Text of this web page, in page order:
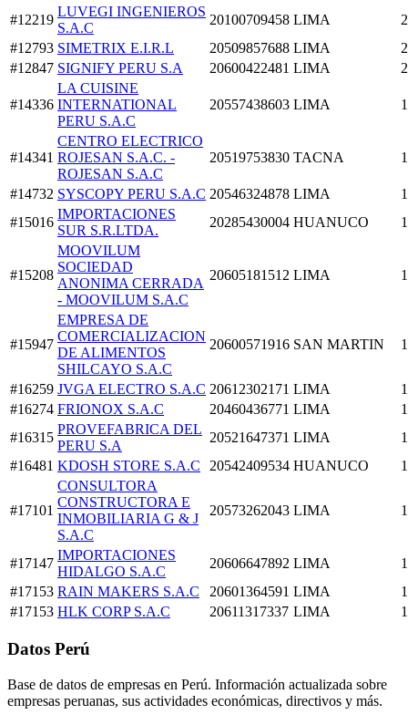
#12219
LUVEGI INGENIEROS
S.A.C
20100709458 LIMA
#12793 SIMETRIX E.I.R.L 20509857688 LIMA
#12847 SIGNIFY PERU S.A 20600422481 LIMA
#14336
LA CUISINE
INTERNATIONAL
PERU S.A.C
20557438603 LIMA
#14341
CENTRO ELECTRICO
ROJESAN S.A.C. -
ROJESAN S.A.C
20519753830 TACNA
#14732 SYSCOPY PERU S.A.C 20546324878 LIMA
#15016
IMPORTACIONES
SUR S.R.LTDA.
20285430004 HUANUCO
#15208
MOOVILUM
SOCIEDAD
ANONIMA CERRADA
- MOOVILUM S.A.C
20605181512 LIMA
#15947
EMPRESA DE
COMERCIALIZACION
DE ALIMENTOS
SHILCAYO S.A.C
20600571916 SAN MARTIN
#16259 JVGA ELECTRO S.A.C 20612302171 LIMA
#16274 FRIONOX S.A.C 20460436771 LIMA
#16315
PROVEFABRICA DEL
PERU S.A
20521647371 LIMA
#16481 KDOSH STORE S.A.C 20542409534 HUANUCO
#17101
CONSULTORA
CONSTRUCTORA E
INMOBILIARIA G & J
S.A.C
20573262043 LIMA
#17147
IMPORTACIONES
HIDALGO S.A.C
20606647892 LIMA
#17153 RAIN MAKERS S.A.C 20601364591 LIMA
#17153 HLK CORP S.A.C 20611317337 LIMA
Datos Perú
Base de datos de empresas en Perú. Información actualizada sobre
empresas peruanas, sus actividades económicas, directivos y más.